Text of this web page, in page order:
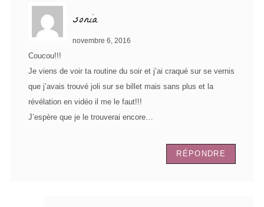
sonia
novembre 6, 2016
Coucou!!!
Je viens de voir ta routine du soir et j’ai craqué sur se vernis
que j’avais trouvé joli sur se billet mais sans plus et la
révélation en vidéo il me le faut!!!
J’espère que je le trouverai encore…
RÉPONDRE